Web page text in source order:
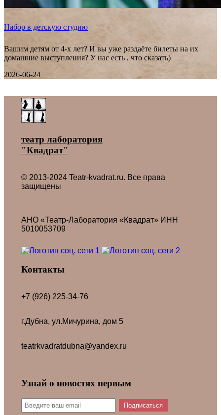
Набор в детскую студию
Вашим детям от 4-х лет? И вы уже раздаёте билеты на их
домашние выступления? У нас есть , что сказать)
2026-06-24
театр лаборатория
"Квадрат"
© 2013-2024 Teatr-kvadrat.ru. Все права
защищены
АНО «Театр-Лаборатория «Квадрат» ИНН
5010053709
Контакты
+7 (926) 225-34-76
г.Дубна, ул.Мичурина, дом 5
teatrkvadratdubna@yandex.ru
Узнай о новостях первым
Подписаться